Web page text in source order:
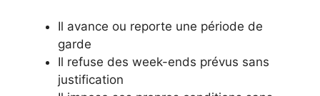
Il avance ou reporte une période de
garde
Il refuse des week-ends prévus sans
justification